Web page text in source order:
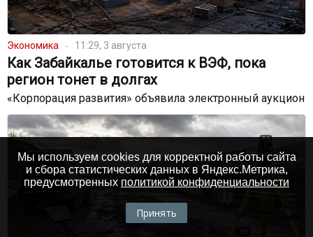
Экономика 11:29, 3 августа
Как Забайкалье готовится к ВЭФ, пока
регион тонет в долгах
«Корпорация развития» объявила электронный аукцион
Мы используем cookies для корректной работы сайта
и сбора статистических данных в Яндекс.Метрика,
предусмотренных политикой конфиденциальности
Принять